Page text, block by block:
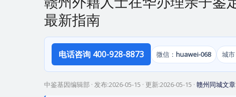
最新指南
电话咨询 400-928-8873 微信： huawei-068 城
中鉴基因编辑部 · 发布:2026-05-15 · 更新:2026-05-15 · 赣州同城文章